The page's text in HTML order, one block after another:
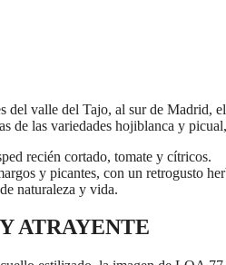
del valle del Tajo, al sur de
de las variedades hojiblanca y
recién cortado, tomate y cítricos.
y picantes, con un retrogusto
naturaleza y vida.
ATRAYENTE